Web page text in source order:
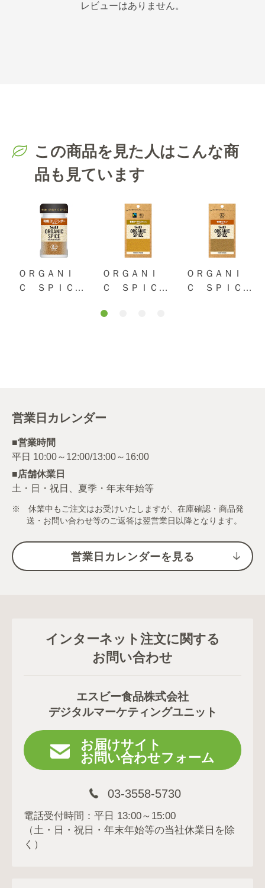
レビューはありません。
この商品を見た人はこんな商
品も見ています
ＯＲＧＡＮＩ
Ｃ ＳＰＩＣ
ＯＲＧＡＮＩ
Ｃ ＳＰＩＣ
機ターメリック
ＯＲＧＡＮＩ
Ｃ ＳＰＩＣ
営業日カレンダー
■営業時間
■店舗休業日
土・日・祝日、夏季・年末年始等
※ 休業中もご注文はお受けいたしますが、在庫確認・商品発
送・お問い合わせ等のご返答は翌営業日以降となります。
営業日カレンダーを見る
インターネット注文に関する
お問い合わせ
エスビー食品株式会社
デジタルマーケティングユニット
お届けサイト
お問い合わせフォーム
03-3558-5730
電話受付時間：平日 13:00～15:00
（土・日・祝日・年末年始等の当社休業日を除
く）